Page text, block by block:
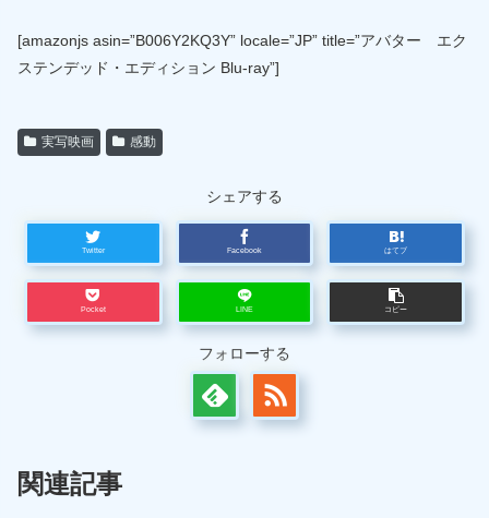
[amazonjs asin=”B006Y2KQ3Y” locale=”JP” title=”アバター エク
ステンデッド・エディション Blu-ray”]
実写映画 感動
シェアする
Twitter Facebook はてブ
Pocket LINE コピー
フォローする
関連記事